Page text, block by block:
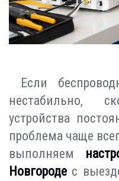
Если
нестабильно,
устройства
проблема чаще
выполняем
Новгороде с